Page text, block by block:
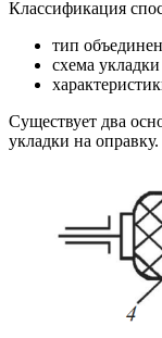
Классификация
тип
схема
Существует два
укладки на